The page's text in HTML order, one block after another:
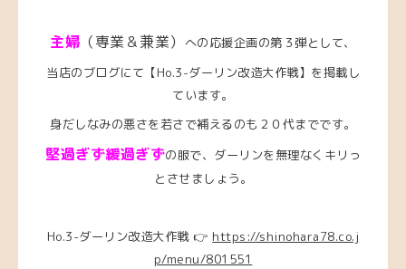
主婦 （専業＆兼業）
への応援企画の第３弾として、
当店のブログにて【Ho.3-ダーリン改造大作戦】を掲載し
ています。
身だしなみの悪さを若さで補えるのも２０代までです。
堅過ぎず緩過ぎずの服で、ダーリンを無理なくキリっ
とさせましょう。
Ho.3-ダーリン改造大作戦 👉 https://shinohara78.co.j
p/menu/801551